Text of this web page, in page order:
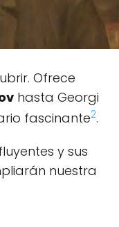
Ofrece
hasta Georgi
fascinante2.
y sus
nuestra